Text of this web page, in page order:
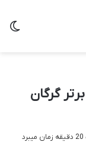
۱۰ سوغاتی برتر گرگان